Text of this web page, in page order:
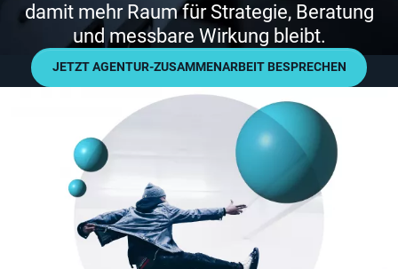
damit mehr Raum für Strategie, Beratung
und messbare Wirkung bleibt.
JETZT AGENTUR-ZUSAMMENARBEIT BESPRECHEN